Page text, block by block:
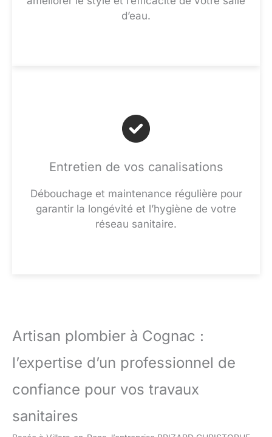
d’eau.
Entretien de vos canalisations
Débouchage et maintenance régulière pour
garantir la longévité et l’hygiène de votre
réseau sanitaire.
Artisan plombier à Cognac :
l’expertise d’un professionnel de
confiance pour vos travaux
sanitaires